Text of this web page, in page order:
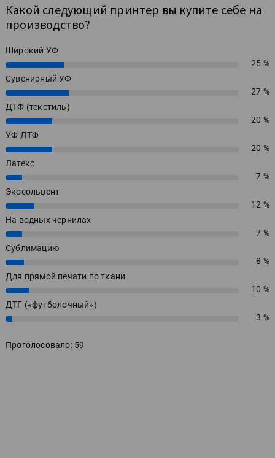
Какой следующий принтер вы купите себе на
производство?
Широкий УФ
25%
25 %
Сувенирный УФ
27%
27 %
ДТФ (текстиль)
20%
20 %
УФ ДТФ
20%
20 %
Латекс
7%
7 %
Экосольвент
12%
12 %
На водных чернилах
7%
7 %
Сублимацию
8%
8 %
Для прямой печати по ткани
10%
10 %
ДТГ («футболочный»)
3% 3 %
Проголосовало: 59